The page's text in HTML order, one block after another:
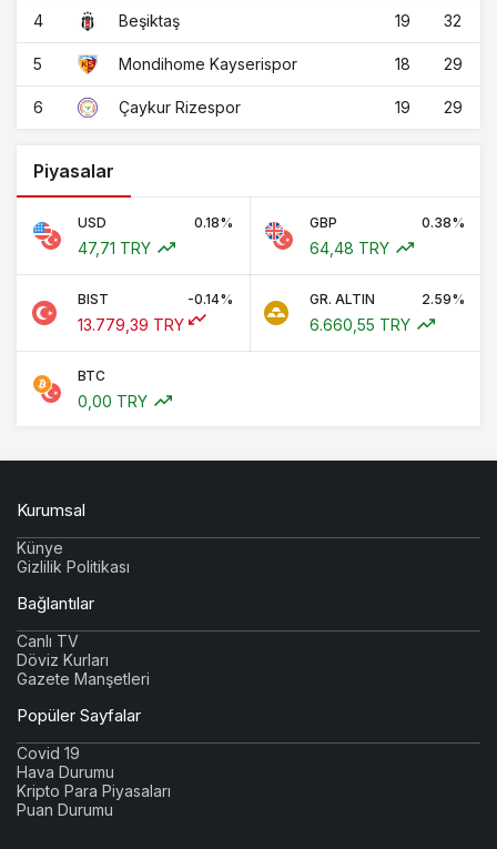
4 Beşiktaş 19 32
5 Mondihome Kayserispor 18 29
6 Çaykur Rizespor 19 29
Piyasalar
USD 0.18%
47,71 TRY
GBP 0.38%
64,48 TRY
BIST -0.14%
13.779,39 TRY
GR. ALTIN 2.59%
6.660,55 TRY
BTC
0,00 TRY
Kurumsal
Künye
Gizlilik Politikası
Bağlantılar
Canlı TV
Döviz Kurları
Gazete Manşetleri
Popüler Sayfalar
Covid 19
Hava Durumu
Kripto Para Piyasaları
Puan Durumu